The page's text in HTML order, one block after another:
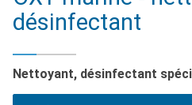
désinfectant
Nettoyant, désinfectant